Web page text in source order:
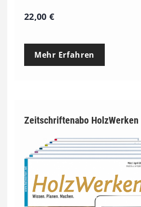
22,00€
Mehr Erfahren
Zeitschriftenabo HolzWerken